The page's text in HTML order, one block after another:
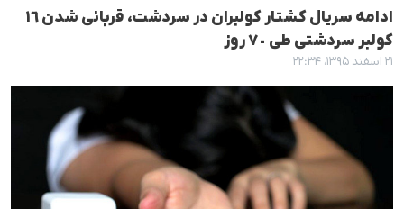
ادامە سریال کشتار کولبران در سردشت، قربانی شدن ١٦
کولبر سردشتی طی ٧٠ روز
۲۱ اسفند ۱۳۹۵، ۲۲:۳۴